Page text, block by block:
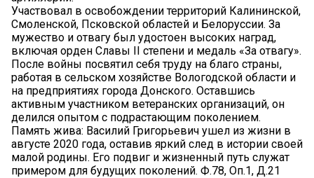
Участвовал в освобождении территорий Калининской,
Смоленской, Псковской областей и Белоруссии. За
мужество и отвагу был удостоен высоких наград,
включая орден Славы II степени и медаль «За отвагу».
После войны посвятил себя труду на благо страны,
работая в сельском хозяйстве Вологодской области и
на предприятиях города Донского. Оставшись
активным участником ветеранских организаций, он
делился опытом с подрастающим поколением.
Память жива: Василий Григорьевич ушел из жизни в
августе 2020 года, оставив яркий след в истории своей
малой родины. Его подвиг и жизненный путь служат
примером для будущих поколений. Ф.78, Оп.1, Д.21